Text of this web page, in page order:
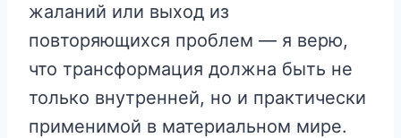
жаланий или выход из
повторяющихся проблем — я верю,
что трансформация должна быть не
только внутренней, но и практически
применимой в материальном мире.